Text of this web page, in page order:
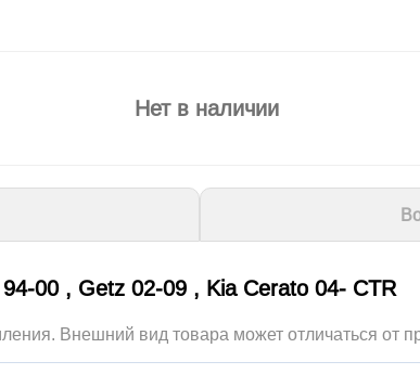
Нет в наличии
00 , Getz 02-09 , Kia Cerato 04- CTR
Внешний вид товара может отличаться от